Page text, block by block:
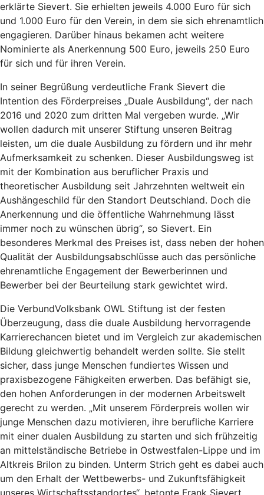
erklärte Sievert. Sie erhielten jeweils 4.000 Euro für sich
und 1.000 Euro für den Verein, in dem sie sich ehrenamtlich
engagieren. Darüber hinaus bekamen acht weitere
Nominierte als Anerkennung 500 Euro, jeweils 250 Euro
für sich und für ihren Verein.
In seiner Begrüßung verdeutliche Frank Sievert die
Intention des Förderpreises „Duale Ausbildung“, der nach
2016 und 2020 zum dritten Mal vergeben wurde. „Wir
wollen dadurch mit unserer Stiftung unseren Beitrag
leisten, um die duale Ausbildung zu fördern und ihr mehr
Aufmerksamkeit zu schenken. Dieser Ausbildungsweg ist
mit der Kombination aus beruflicher Praxis und
theoretischer Ausbildung seit Jahrzehnten weltweit ein
Aushängeschild für den Standort Deutschland. Doch die
Anerkennung und die öffentliche Wahrnehmung lässt
immer noch zu wünschen übrig“, so Sievert. Ein
besonderes Merkmal des Preises ist, dass neben der hohen
Qualität der Ausbildungsabschlüsse auch das persönliche
ehrenamtliche Engagement der Bewerberinnen und
Bewerber bei der Beurteilung stark gewichtet wird.
Die VerbundVolksbank OWL Stiftung ist der festen
Überzeugung, dass die duale Ausbildung hervorragende
Karrierechancen bietet und im Vergleich zur akademischen
Bildung gleichwertig behandelt werden sollte. Sie stellt
sicher, dass junge Menschen fundiertes Wissen und
praxisbezogene Fähigkeiten erwerben. Das befähigt sie,
den hohen Anforderungen in der modernen Arbeitswelt
gerecht zu werden. „Mit unserem Förderpreis wollen wir
junge Menschen dazu motivieren, ihre berufliche Karriere
mit einer dualen Ausbildung zu starten und sich frühzeitig
an mittelständische Betriebe in Ostwestfalen-Lippe und im
Altkreis Brilon zu binden. Unterm Strich geht es dabei auch
um den Erhalt der Wettbewerbs- und Zukunftsfähigkeit
unseres Wirtschaftsstandortes“, betonte Frank Sievert.